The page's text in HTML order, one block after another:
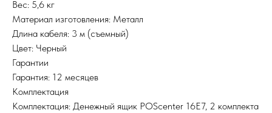
Вес: 5,6 кг
Материал изготовления: Металл
Длина кабеля: 3 м (съемный)
Цвет: Черный
Гарантии
Гарантия: 12 месяцев
Комплектация
Комплектация: Денежный ящик POScenter 16E7, 2 комплекта